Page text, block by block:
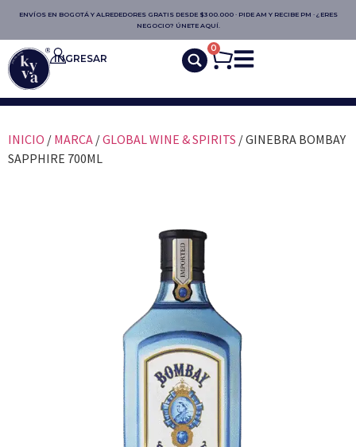
ENVÍOS EN BOGOTÁ Y ALREDEDORES GRATIS DESDE $300.000 · PIDE AM Y RECIBE PM · ¿ERES
NEGOCIO? ÚNETE AQUÍ.
INGRESAR
0
INICIO / MARCA /GLOBAL WINE & SPIRITS / GINEBRA BOMBAY
SAPPHIRE 700ML